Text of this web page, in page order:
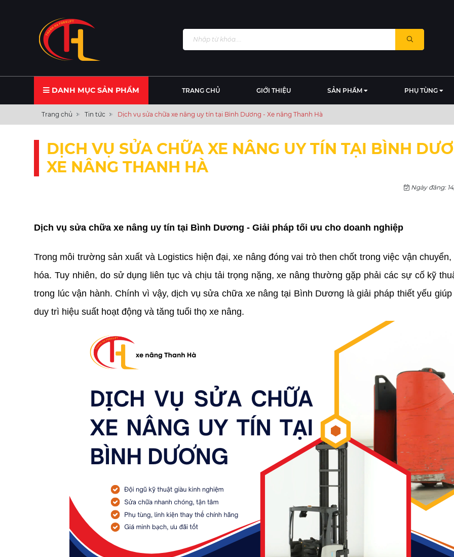
DANH MỤC SẢN PHẨM TRANG CHỦ GIỚI THIỆU SẢN PHẨM PHỤ TÙNG
Trang chủ Tin tức Dịch vụ sửa chữa xe nâng uy tín tại Bình Dương - Xe nâng Thanh Hà
DỊCH VỤ SỬA CHỮA XE NÂNG UY TÍN TẠI BÌNH
XE NÂNG THANH HÀ
Ngày đăng:
Dịch vụ sửa chữa xe nâng uy tín tại Bình Dương - Giải pháp tối ưu cho doanh nghiệp
Trong môi trường sản xuất và Logistics hiện đại, xe nâng đóng vai trò then chốt trong việc vận chuyển,
hóa. Tuy nhiên, do sử dụng liên tục và chịu tải trọng nặng, xe nâng thường gặp phải các sự cố kỹ
trong lúc vận hành. Chính vì vậy, dịch vụ sửa chữa xe nâng tại Bình Dương là giải pháp thiết yếu giúp
duy trì hiệu suất hoạt động và tăng tuổi thọ xe nâng.